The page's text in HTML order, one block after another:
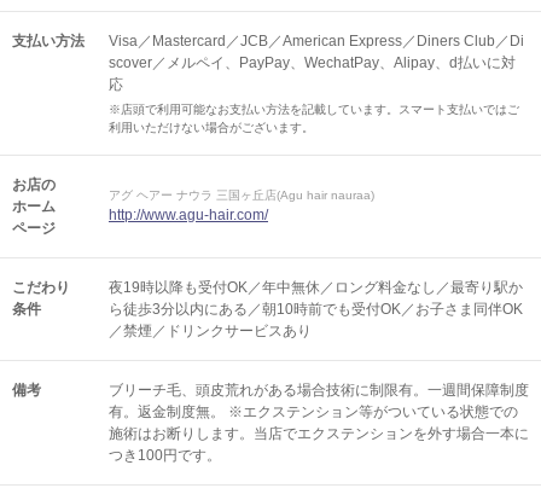
支払い方法
Visa／Mastercard／JCB／American Express／Diners Club／Di
scover／メルペイ、PayPay、WechatPay、Alipay、d払いに対
応
※店頭で利用可能なお支払い方法を記載しています。スマート支払いではご
利用いただけない場合がございます。
お店の
ホーム
ページ
アグ ヘアー ナウラ 三国ヶ丘店(Agu hair nauraa)
http://www.agu-hair.com/
こだわり
条件
夜19時以降も受付OK／年中無休／ロング料金なし／最寄り駅か
ら徒歩3分以内にある／朝10時前でも受付OK／お子さま同伴OK
／禁煙／ドリンクサービスあり
備考
ブリーチ毛、頭皮荒れがある場合技術に制限有。一週間保障制度
有。返金制度無。 ※エクステンション等がついている状態での
施術はお断りします。当店でエクステンションを外す場合一本に
つき100円です。